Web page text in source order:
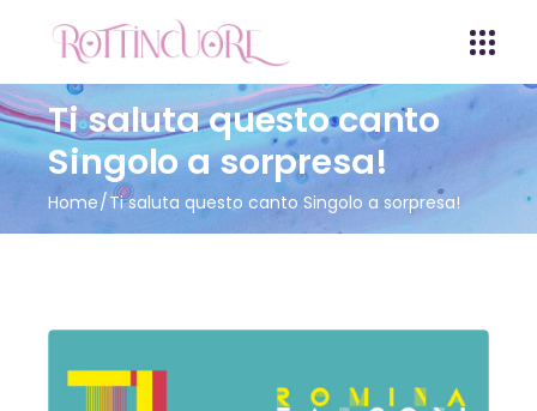
Ti saluta questo canto
Singolo a sorpresa!
Home Ti saluta questo canto Singolo a sorpresa!